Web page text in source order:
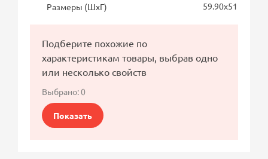
Размеры (ШхГ)
59.90х51
Подберите похожие по
характеристикам товары, выбрав одно
или несколько свойств
Выбрано:0
Показать